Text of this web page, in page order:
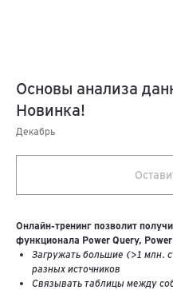
Основы анализа
Новинка!
Декабрь
Онлайн-тренинг позволит
функционала Power Query,
Загружать большие (>1 млн.
разных источников
Связывать таблицы между